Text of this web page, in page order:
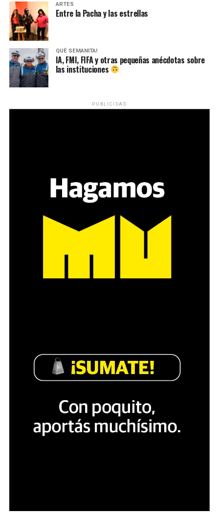
ARTES
Entre la Pacha y las estrellas
QUÉ SEMANITA!
IA, FMI, FIFA y otras pequeñas anécdotas sobre
las instituciones
PUBLICIDAD